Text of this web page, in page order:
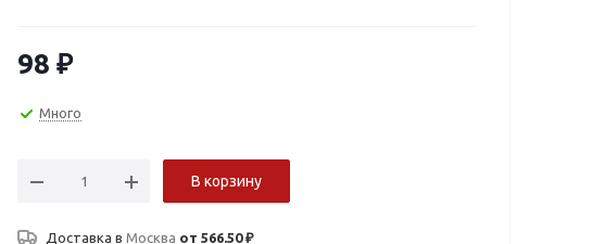
98 ₽
Много
В корзину
Доставка в Москва от 566.50 ₽